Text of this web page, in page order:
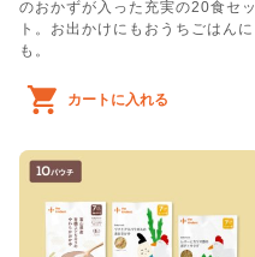
のおかずが入った充実の20食セッ
ト。お出かけにもおうちごはんに
も。
カートに入れる